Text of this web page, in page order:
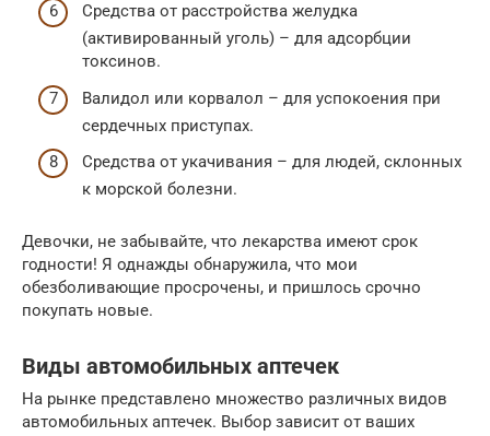
Средства от расстройства желудка
(активированный уголь) – для адсорбции
токсинов.
Валидол или корвалол – для успокоения при
сердечных приступах.
Средства от укачивания – для людей, склонных
к морской болезни.
Девочки, не забывайте, что лекарства имеют срок
годности! Я однажды обнаружила, что мои
обезболивающие просрочены, и пришлось срочно
покупать новые.
Виды автомобильных аптечек
На рынке представлено множество различных видов
автомобильных аптечек. Выбор зависит от ваших